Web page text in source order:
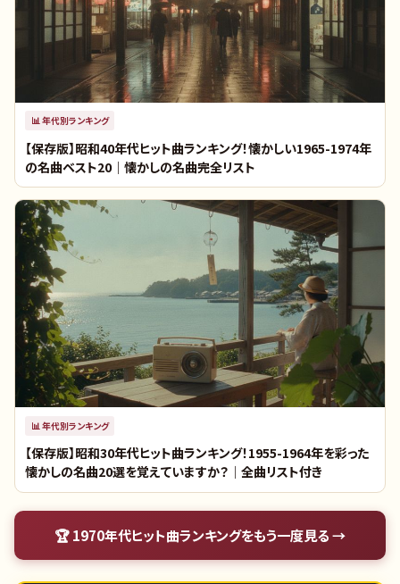
📊年代別ランキング
【保存版】昭和40年代ヒット曲ランキング！懐かしい1965-1974年
の名曲ベスト20｜懐かしの名曲完全リスト
📊 年代別ランキング
【保存版】昭和30年代ヒット曲ランキング！1955-1964年を彩った
懐かしの名曲20選を覚えていますか？｜全曲リスト付き
🏆1970年代ヒット曲ランキングをもう一度見る →